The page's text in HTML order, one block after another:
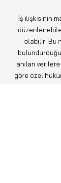
İş ilişkisinin
olabilir. Bu
anılan
göre özel